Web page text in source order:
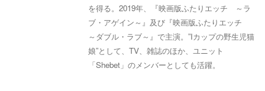
を得る。2019年、『映画版ふたりエッチ ～ラ
ブ・アゲイン～』及び『映画版ふたりエッチ
～ダブル・ラブ～』で主演。”Iカップの野生児猫
娘”として、TV、雑誌のほか、ユニット
「Shebet」のメンバーとしても活躍。